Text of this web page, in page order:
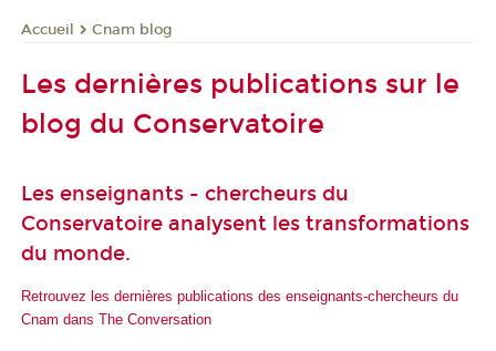
Accueil Cnam blog
Les dernières publications sur le
blog du Conservatoire
Les enseignants - chercheurs du
Conservatoire analysent les transformations
du monde.
Retrouvez les dernières publications des enseignants-chercheurs du
Cnam dans The Conversation